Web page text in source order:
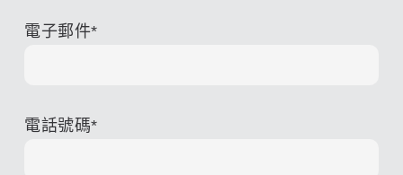
電子郵件*
電話號碼*